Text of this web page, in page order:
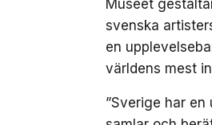
Museet
svenska
en
världens mest
”Sverige har